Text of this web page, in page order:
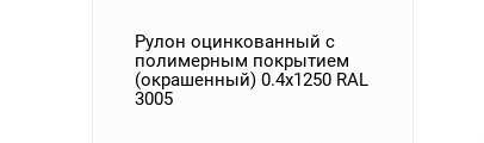
Рулон оцинкованный с
полимерным покрытием
(окрашенный) 0.4x1250 RAL
3005